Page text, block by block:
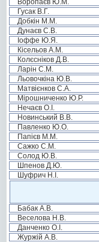
Воропаєв Ю.М.
Гусак В.Г.
Добкін М.М.
Дунаєв С.В.
Іоффе Ю.Я.
Кісельов А.М.
Колєсніков Д.В.
Ларін С.М.
Льовочкіна Ю.В.
Матвієнков С.А.
Мірошниченко Ю.Р.
Нечаєв О.І.
Новинський В.В.
Павленко Ю.О.
Папієв М.М.
Сажко С.М.
Солод Ю.В.
Шпенов Д.Ю.
Шуфрич Н.І.
Бабак А.В.
Веселова Н.В.
Данченко О.І.
Журжій А.В.